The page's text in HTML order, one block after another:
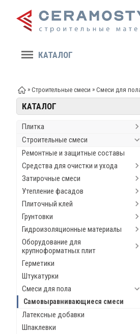
КАТАЛОГ
» Строительные смеси » Смеси для
КАТАЛОГ
Плитка
Строительные смеси
Ремонтные и защитные составы
Средства для очистки и ухода
Затирочные смеси
Утепление фасадов
Плиточный клей
Грунтовки
Гидроизоляционные материалы
Оборудование для
крупноформатных плит
Герметики
Штукатурки
Смеси для пола
Самовыравнивающиеся смеси
Латексные добавки
Шпаклевки